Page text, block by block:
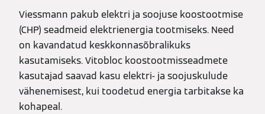
Viessmann pakub elektri ja soojuse koostootmise
(CHP) seadmeid elektrienergia tootmiseks. Need
on kavandatud keskkonnasõbralikuks
kasutamiseks. Vitobloc koostootmisseadmete
kasutajad saavad kasu elektri- ja soojuskulude
vähenemisest, kui toodetud energia tarbitakse ka
kohapeal.